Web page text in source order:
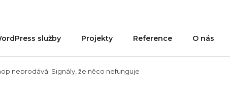
služby Projekty Reference O nás
neprodává: Signály, že něco nefunguje